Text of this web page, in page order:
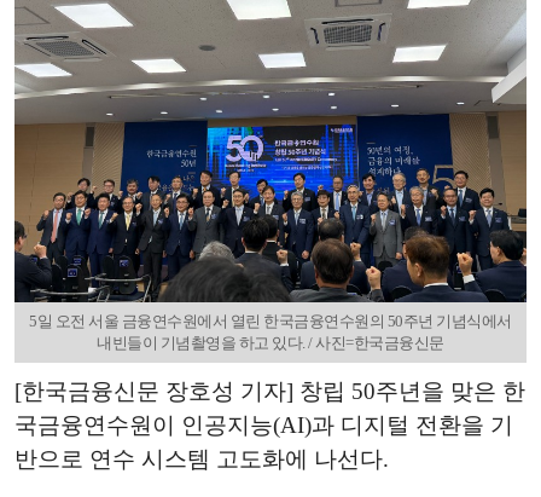
5일 오전 서울 금융연수원에서 열린 한국금융연수원의 50주년 기념식에서
내빈들이 기념촬영을 하고 있다. / 사진=한국금융신문
[한국금융신문 장호성 기자] 창립 50주년을 맞은 한
국금융연수원이 인공지능(AI)과 디지털 전환을 기
반으로 연수 시스템 고도화에 나선다.